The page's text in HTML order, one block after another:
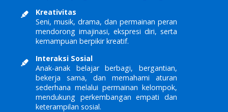
Kreativitas
Seni, musik, drama, dan permainan peran
mendorong imajinasi, ekspresi diri, serta
kemampuan berpikir kreatif.
Interaksi Sosial
Anak-anak belajar berbagi, bergantian,
bekerja sama, dan memahami aturan
sederhana melalui permainan kelompok,
mendukung perkembangan empati dan
keterampilan sosial.